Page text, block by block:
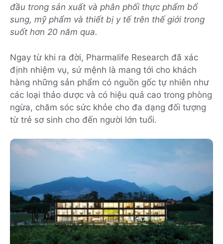
đầu trong sản xuất và phân phối thực phẩm bổ
sung, mỹ phẩm và thiết bị y tế trên thế giới trong
suốt hơn 20 năm qua.
Ngay từ khi ra đời, Pharmalife Research đã xác
định nhiệm vụ, sứ mệnh là mang tới cho khách
hàng những sản phẩm có nguồn gốc tự nhiên như
các loại thảo dược và có hiệu quả cao trong phòng
ngừa, chăm sóc sức khỏe cho đa dạng đối tượng
từ trẻ sơ sinh cho đến người lớn tuổi.